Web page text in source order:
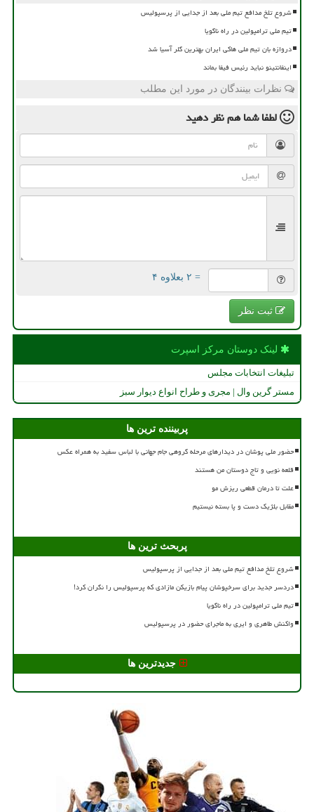
شروع تلخ مدافع تیم ملی بعد از جدایی از پرسپولیس
تیم ملی ترامپولین در راه ناگویا
دروازه بان تیم ملی هاکی ایران بهترین گلر آسیا شد
اینفانتینو نباید رئیس فیفا بماند
نظرات بینندگان در مورد این مطلب
لطفا شما همنظر دهید
= ۲ بعلاوه ۴
ثبت نظر
لینک دوستان مركز اسپرت
تبلیغات انتخابات مجلس
مستر گرین وال | مجری و طراح انواع دیوار سبز
پربیننده ترین ها
حضور ملی پوشان در دیدارهای مرحله گروهی جام جهانی با لباس سفید به همراه عکس
قلعه نویی و تاج دوستان من هستند
علت تا درمان قطعی ریزش مو
مقابل بلژیک دست و پا بسته نیستیم
پربحث ترین ها
شروع تلخ مدافع تیم ملی بعد از جدایی از پرسپولیس
دردسر جدید برای سرخپوشان پیام بازیکن مازادی که پرسپولیس را نگران کرد!
تیم ملی ترامپولین در راه ناگویا
واکنش طاهری و ایری به ماجرای حضور در پرسپولیس
جدیدترین ها